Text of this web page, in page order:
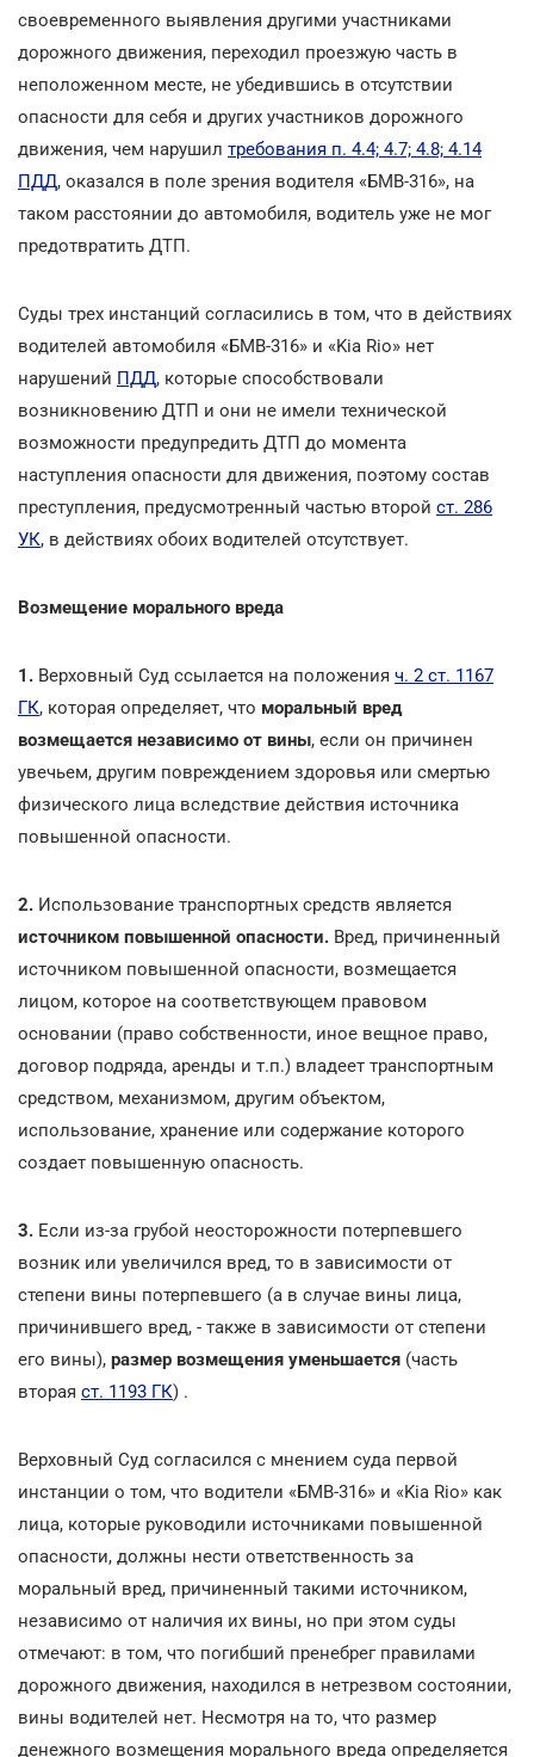
своевременного выявления другими участниками
дорожного движения, переходил проезжую часть в
неположенном месте, не убедившись в отсутствии
опасности для себя и других участников дорожного
движения, чем нарушил требования п. 4.4; 4.7; 4.8; 4.14
ПДД, оказался в поле зрения водителя «БМВ-316», на
таком расстоянии до автомобиля, водитель уже не мог
предотвратить ДТП.
Суды трех инстанций согласились в том, что в действиях
водителей автомобиля «БМВ-316» и «Kia Rio» нет
нарушений ПДД, которые способствовали
возникновению ДТП и они не имели технической
возможности предупредить ДТП до момента
наступления опасности для движения, поэтому состав
преступления, предусмотренный частью второй ст. 286
УК, в действиях обоих водителей отсутствует.
Возмещение морального вреда
1. Верховный Суд ссылается на положения ч. 2 ст. 1167
ГК, которая определяет, что моральный вред
возмещается независимо от вины, если он причинен
увечьем, другим повреждением здоровья или смертью
физического лица вследствие действия источника
повышенной опасности.
2. Использование транспортных средств является
источником повышенной опасности. Вред, причиненный
источником повышенной опасности, возмещается
лицом, которое на соответствующем правовом
основании (право собственности, иное вещное право,
договор подряда, аренды и т.п.) владеет транспортным
средством, механизмом, другим объектом,
использование, хранение или содержание которого
создает повышенную опасность.
3. Если из-за грубой неосторожности потерпевшего
возник или увеличился вред, то в зависимости от
степени вины потерпевшего (а в случае вины лица,
причинившего вред, - также в зависимости от степени
его вины), размер возмещения уменьшается (часть
вторая ст. 1193 ГК) .
Верховный Суд согласился с мнением суда первой
инстанции о том, что водители «БМВ-316» и «Kia Rio» как
лица, которые руководили источниками повышенной
опасности, должны нести ответственность за
моральный вред, причиненный такими источником,
независимо от наличия их вины, но при этом суды
отмечают: в том, что погибший пренебрег правилами
дорожного движения, находился в нетрезвом состоянии,
вины водителей нет. Несмотря на то, что размер
денежного возмещения морального вреда определяется